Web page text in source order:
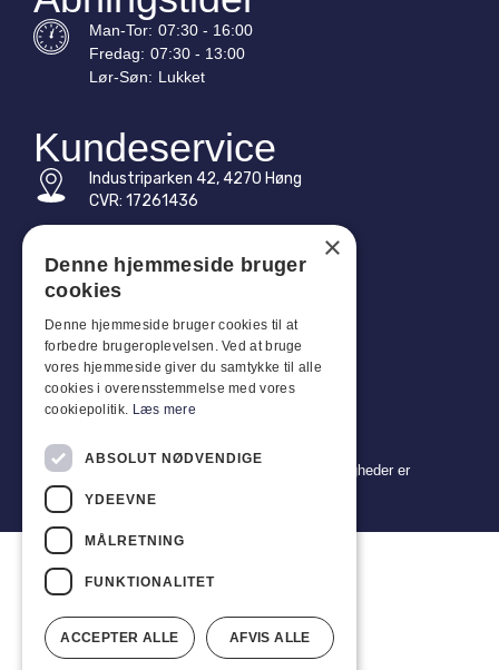
Man-Tor: 07:30 - 16:00
Fredag: 07:30 - 13:00
Lør-Søn: Lukket
Kundeservice
Industriparken 42, 4270 Høng
CVR: 17261436
E-mail: vb@viggobendz.dk
Quicklinks
Persondatapolitik
Salgs- og leveringsbetingelser
Copyright 2024 © Viggo Bendz. Alle rettigheder er
×
Denne hjemmeside bruger
cookies
Denne hjemmeside bruger cookies til at
forbedre brugeroplevelsen. Ved at bruge
vores hjemmeside giver du samtykke til alle
cookies i overensstemmelse med vores
cookiepolitik. Læs mere
ABSOLUT NØDVENDIGE
YDEEVNE
MÅLRETNING
FUNKTIONALITET
ACCEPTER ALLE AFVIS ALLE